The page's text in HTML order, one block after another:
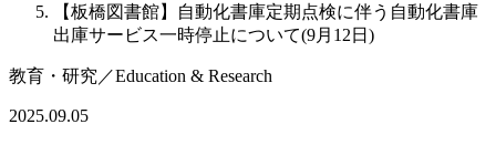
【板橋図書館】自動化書庫定期点検に伴う自動化書庫
出庫サービス一時停止について(9月12日)
教育・研究 ／Education & Research
2025.09.05